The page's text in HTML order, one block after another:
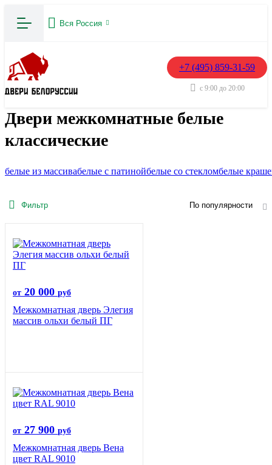
Вся Россия
+7 (495) 859-31-59
с 9:00 до 20:00
Двери межкомнатные белые
классические
белые из массивабелые с патинойбелые со стекломбелые
Фильтр По популярности
от 20 000 руб
Межкомнатная дверь Элегия
массив ольхи белый ПГ
от 27 900 руб
Межкомнатная дверь Вена
цвет RAL 9010